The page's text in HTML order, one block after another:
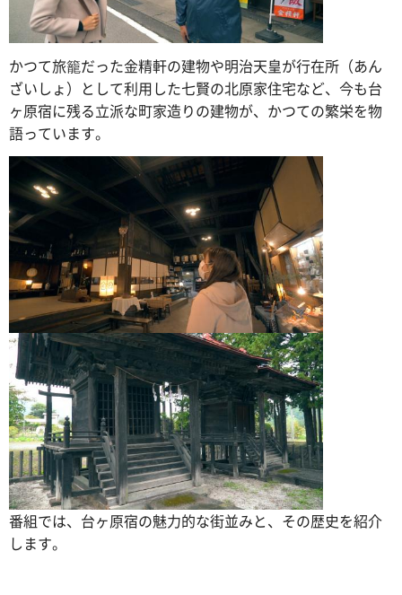
かつて旅籠だった金精軒の建物や明治天皇が行在所（あん
ざいしょ）として利用した七賢の北原家住宅など、今も台
ヶ原宿に残る立派な町家造りの建物が、かつての繁栄を物
語っています。
番組では、台ヶ原宿の魅力的な街並みと、その歴史を紹介
します。